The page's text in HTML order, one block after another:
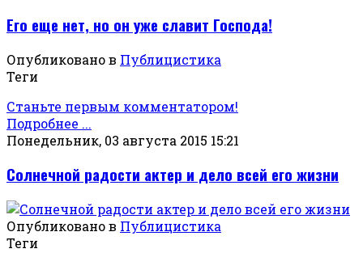
Его еще нет, но он уже славит Господа!
Опубликовано в Публицистика
Теги
Станьте первым комментатором!
Подробнее ...
Понедельник, 03 августа 2015 15:21
Солнечной радости актер и дело всей его жизни
Опубликовано в Публицистика
Теги